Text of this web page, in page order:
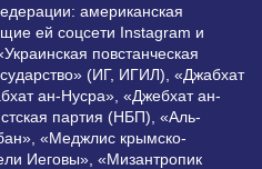
американская
ей соцсети Instagram и
повстанческая
(ИГ, ИГИЛ), «Джабхат
ан-Нусра», «Джебхат ан-
партия (НБП), «Аль-
«Меджлис крымско-
Иеговы», «Мизантропик